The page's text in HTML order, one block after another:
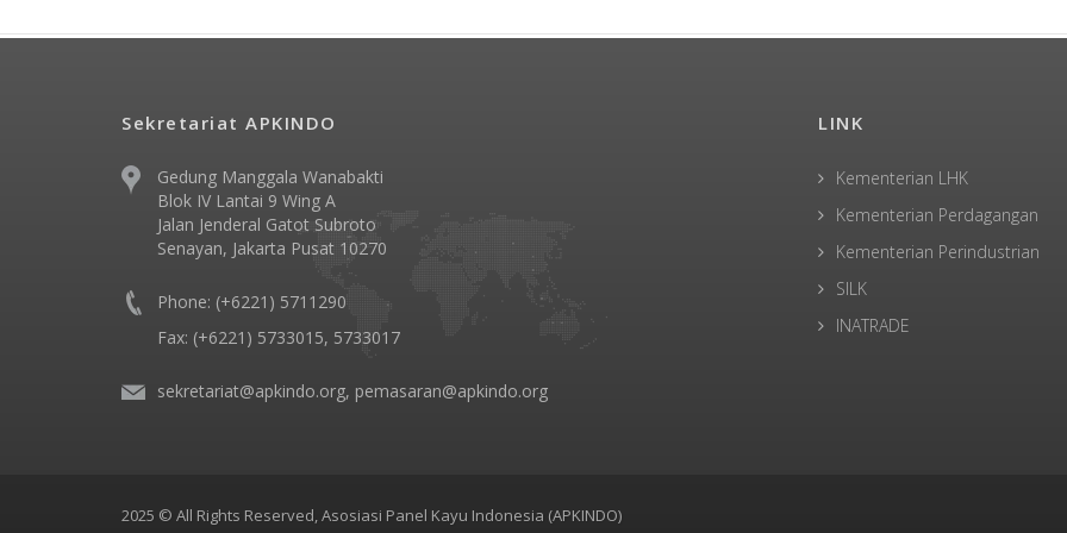
Sekretariat APKINDO
Gedung Manggala Wanabakti
Blok IV Lantai 9 Wing A
Jalan Jenderal Gatot Subroto
Senayan, Jakarta Pusat 10270
Phone: (+6221) 5711290
Fax: (+6221) 5733015, 5733017
sekretariat@apkindo.org, pemasaran@apkindo.org
LINK
Kementerian LHK
Kementerian Perdagangan
Kementerian Perindustrian
SILK
INATRADE
2025 © All Rights Reserved, Asosiasi Panel Kayu Indonesia (APKINDO)